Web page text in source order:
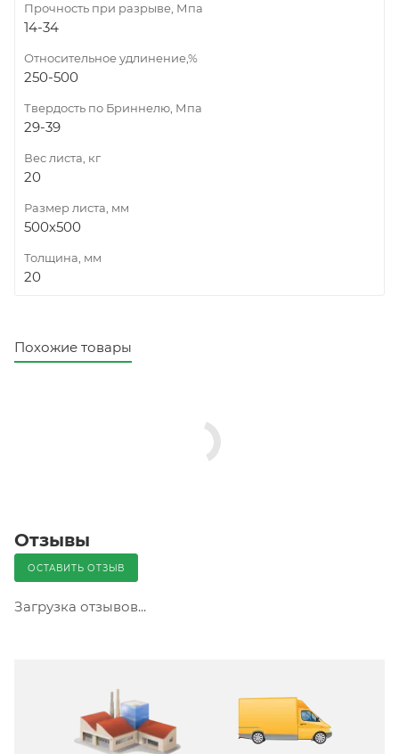
Прочность при разрыве, Мпа
14-34
Относительное удлинение,%
250-500
Твердость по Бриннелю, Мпа
29-39
Вес листа, кг
20
Размер листа, мм
500х500
Толщина, мм
20
Похожие товары
Отзывы
ОСТАВИТЬ ОТЗЫВ
Загрузка отзывов...